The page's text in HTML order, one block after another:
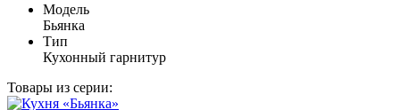
Модель
Бьянка
Тип
Кухонный гарнитур
Товары из серии: